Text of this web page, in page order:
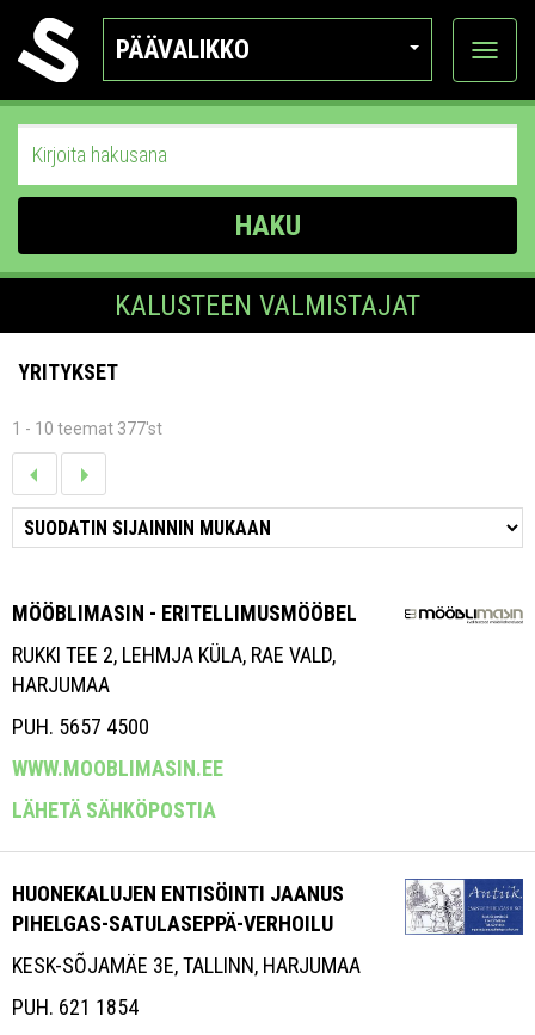
PÄÄVALIKKO
Näytä
HAKU
KALUSTEEN VALMISTAJAT
YRITYKSET
1 - 10 teemat 377'st
MÖÖBLIMASIN - ERITELLIMUSMÖÖBEL
RUKKI TEE 2, LEHMJA KÜLA, RAE VALD,
HARJUMAA
PUH. 5657 4500
WWW.MOOBLIMASIN.EE
LÄHETÄ SÄHKÖPOSTIA
HUONEKALUJEN ENTISÖINTI JAANUS
PIHELGAS-SATULASEPPÄ-VERHOILU
KESK-SÕJAMÄE 3E, TALLINN, HARJUMAA
PUH. 621 1854